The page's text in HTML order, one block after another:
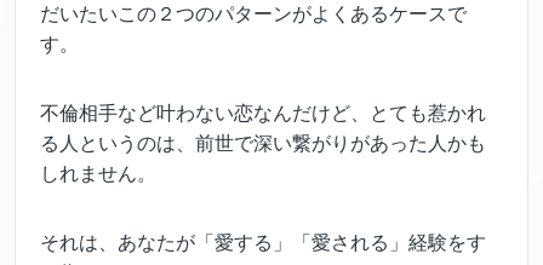
だいたいこの２つのパターンがよくあるケースで
す。
不倫相手など叶わない恋なんだけど、とても惹かれ
る人というのは、前世で深い繋がりがあった人かも
しれません。
それは、あなたが「愛する」「愛される」経験をす